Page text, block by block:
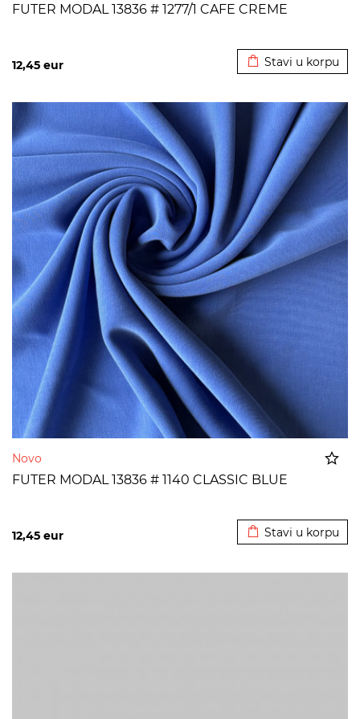
FUTER MODAL 13836 # 1277/1 CAFE CREME
12,45 eur Stavi u korpu
Novo
FUTER MODAL 13836 # 1140 CLASSIC BLUE
12,45 eur Stavi u korpu